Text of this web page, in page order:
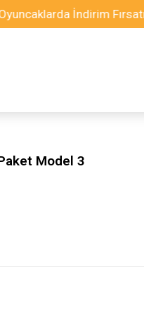
İndirim Fırsatı
Model 3